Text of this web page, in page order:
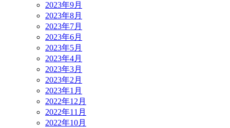
2023年9月
2023年8月
2023年7月
2023年6月
2023年5月
2023年4月
2023年3月
2023年2月
2023年1月
2022年12月
2022年11月
2022年10月